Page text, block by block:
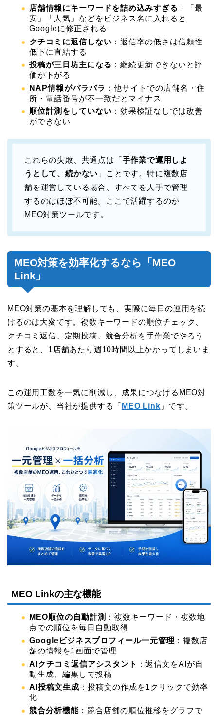
店舗情報にキーワードを詰め込みすぎる ：「最
安」「人気」などをビジネス名に入れると
Googleに修正される
クチコミに返信しない ：返信率の低さは信頼性
低下に直結する
投稿が三日坊主になる ：継続更新できないと評
価が下がる
NAP情報がバラバラ ：他サイトでの店舗名・住
所・電話番号が不一致だとマイナス
順位計測をしていない ：効果検証なしでは改善
ができない
これらの失敗、共通点は「 手作業で運用しよ
うとして、続かない 」ことです。特に複数店
舗を運営している場合、すべてを人手で管理
するのはほぼ不可能。ここで活躍するのが
MEO対策ツールです。
MEO対策を効率化するなら「MEO
Link」
MEO対策の基本を理解しても、実際に毎日の運用を続
けるのは大変です。複数キーワードの順位チェック、
クチコミ返信、定期投稿、競合分析を手作業でやろう
とすると、1店舗あたり週10時間以上かかってしまいま
す。
この運用工数を一気に削減し、成果につなげるMEO対
策ツールが、当社が提供する「 MEO Link 」です。
MEO Linkの主な機能
MEO順位の自動計測
：複数キーワード・複数地
点での順位を毎日自動取得
Googleビジネスプロフィール一元管理 ：複数店
舗の情報を1画面で管理
AIクチコミ返信アシスタント
：返信文をAIが自
動生成、編集して投稿
AI投稿文生成 ：投稿文の作成を1クリックで効率
化
競合分析機能 ：競合店舗の順位推移をグラフで